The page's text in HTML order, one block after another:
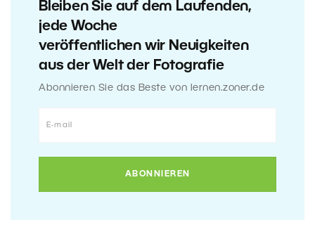
Bleiben Sie auf dem Laufenden,
jede Woche
veröffentlichen wir Neuigkeiten
aus der Welt der Fotografie
Abonnieren Sie das Beste von lernen.zoner.de